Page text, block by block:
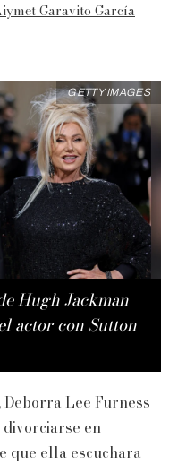
Garavito García
Hugh Jackman
actor con Sutton
GETTY IMAGES
Lee Furness
en
que ella escuchara